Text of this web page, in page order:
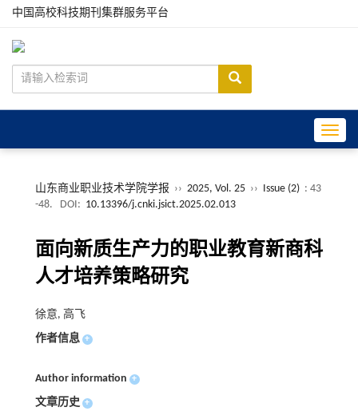
中国高校科技期刊集群服务平台
山东商业职业技术学院学报 ›› 2025, Vol. 25 ›› Issue (2) : 43
-48.
DOI: 10.13396/j.cnki.jsict.2025.02.013
面向新质生产力的职业教育新商科
人才培养策略研究
徐意, 高飞
作者信息 +
Author information +
文章历史 +